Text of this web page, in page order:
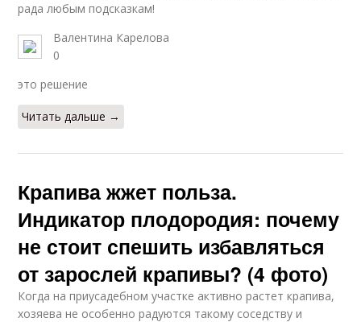
рада любым подсказкам!
Валентина Карелова
0
это решение
Читать дальше →
Крапива жжет польза.
Индикатор плодородия: почему
не стоит спешить избавляться
от зарослей крапивы? (4 фото)
Когда на приусадебном участке активно растет крапива,
хозяева не особенно радуются такому соседству и